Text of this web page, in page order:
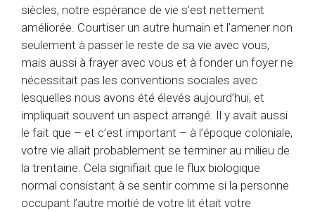
siècles, notre espérance de vie s’est nettement
améliorée. Courtiser un autre humain et l’amener non
seulement à passer le reste de sa vie avec vous,
mais aussi à frayer avec vous et à fonder un foyer ne
nécessitait pas les conventions sociales avec
lesquelles nous avons été élevés aujourd’hui, et
impliquait souvent un aspect arrangé. Il y avait aussi
le fait que – et c’est important – à l’époque coloniale,
votre vie allait probablement se terminer au milieu de
la trentaine. Cela signifiait que le flux biologique
normal consistant à se sentir comme si la personne
occupant l’autre moitié de votre lit était votre